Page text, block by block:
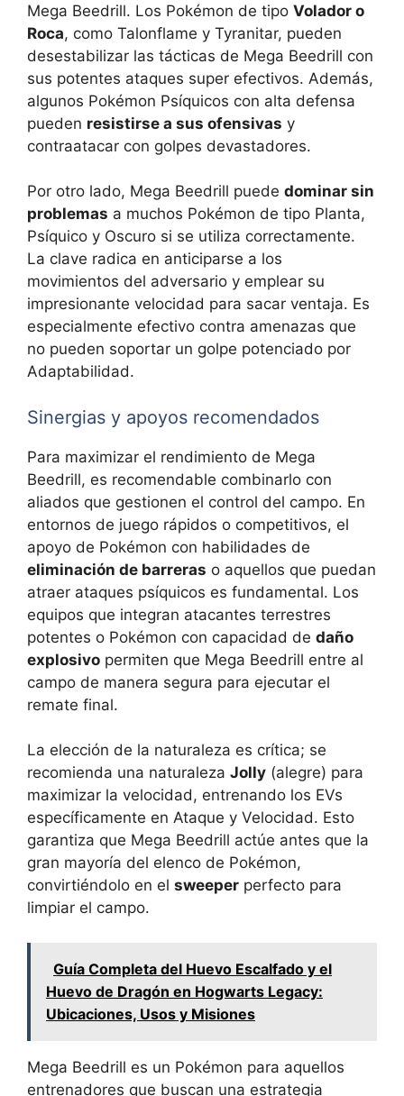
Mega Beedrill. Los Pokémon de tipo Volador o
Roca, como Talonflame y Tyranitar, pueden
desestabilizar las tácticas de Mega Beedrill con
sus potentes ataques super efectivos. Además,
algunos Pokémon Psíquicos con alta defensa
pueden resistirse a sus ofensivas y
contraatacar con golpes devastadores.
Por otro lado, Mega Beedrill puede dominar sin
problemas a muchos Pokémon de tipo Planta,
Psíquico y Oscuro si se utiliza correctamente.
La clave radica en anticiparse a los
movimientos del adversario y emplear su
impresionante velocidad para sacar ventaja. Es
especialmente efectivo contra amenazas que
no pueden soportar un golpe potenciado por
Adaptabilidad.
Sinergias y apoyos recomendados
Para maximizar el rendimiento de Mega
Beedrill, es recomendable combinarlo con
aliados que gestionen el control del campo. En
entornos de juego rápidos o competitivos, el
apoyo de Pokémon con habilidades de
eliminación de barreras o aquellos que puedan
atraer ataques psíquicos es fundamental. Los
equipos que integran atacantes terrestres
potentes o Pokémon con capacidad de daño
explosivo permiten que Mega Beedrill entre al
campo de manera segura para ejecutar el
remate final.
La elección de la naturaleza es crítica; se
recomienda una naturaleza Jolly (alegre) para
maximizar la velocidad, entrenando los EVs
específicamente en Ataque y Velocidad. Esto
garantiza que Mega Beedrill actúe antes que la
gran mayoría del elenco de Pokémon,
convirtiéndolo en el sweeper perfecto para
limpiar el campo.
Guía Completa del Huevo Escalfado y el
Huevo de Dragón en Hogwarts Legacy:
Ubicaciones, Usos y Misiones
Mega Beedrill es un Pokémon para aquellos
entrenadores que buscan una estrategia